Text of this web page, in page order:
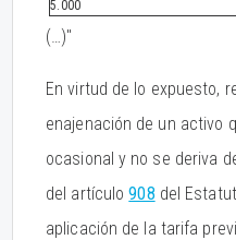
5.000
(…)"
En virtud de lo expuesto,
enajenación de un activo
ocasional y no se deriva
del artículo908 del
aplicación de la tarifa